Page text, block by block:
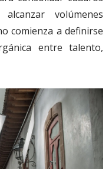
volúmenes
comienza a definirse
entre talento,